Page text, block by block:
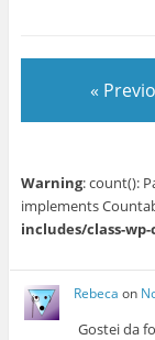
«
Warning: count():
implements
includes/class-
Rebeca on
Gostei da